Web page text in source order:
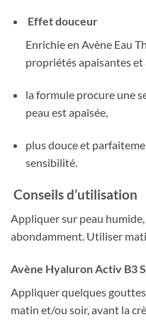
Effet douceur
Enrichie en Avène Eau
propriétés apaisantes
la formule procure une
peau est apaisée,
plus douce et
sensibilité.
Conseils d’utilisation
Appliquer sur peau
abondamment. Utiliser
Avène Hyaluron Activ B3
Appliquer quelques
matin et/ou soir, avant la